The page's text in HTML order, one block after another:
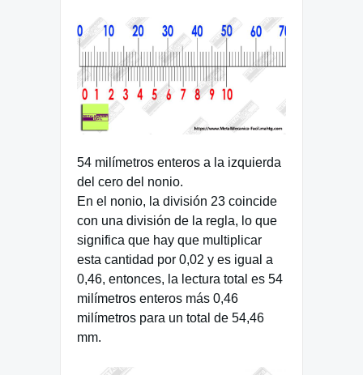
54 milímetros enteros a la izquierda
del cero del nonio.
En el nonio, la división 23 coincide
con una división de la regla, lo que
significa que hay que multiplicar
esta cantidad por 0,02 y es igual a
0,46, entonces, la lectura total es 54
milímetros enteros más 0,46
milímetros para un total de 54,46
mm.